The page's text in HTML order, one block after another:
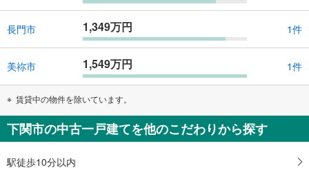
長門市 1,349万円 1件
美祢市 1,549万円 1件
賃貸中の物件を除いています。
下関市の中古一戸建てを他のこだわりから探す
駅徒歩10分以内